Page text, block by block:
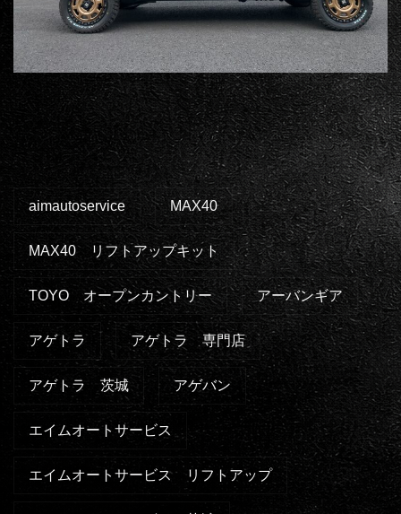
aimautoservice MAX40
MAX40 リフトアップキット
TOYO オープンカントリー アーバンギア
アゲトラ アゲトラ 専門店
アゲトラ 茨城 アゲバン
エイムオートサービス
エイムオートサービス リフトアップ